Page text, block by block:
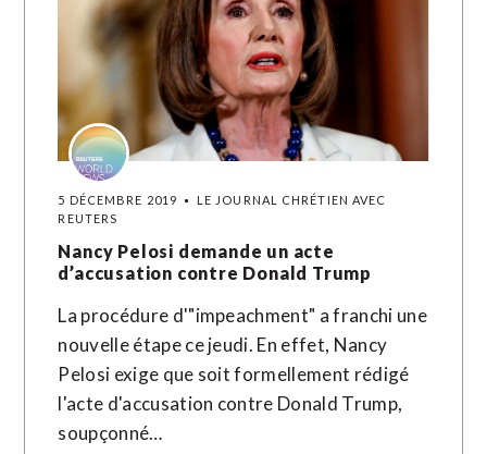
5 DÉCEMBRE 2019
LE JOURNAL CHRÉTIEN AVEC
REUTERS
Nancy Pelosi demande un acte
d’accusation contre Donald Trump
La procédure d'"impeachment" a franchi une
nouvelle étape ce jeudi. En effet, Nancy
Pelosi exige que soit formellement rédigé
l'acte d'accusation contre Donald Trump,
soupçonné…